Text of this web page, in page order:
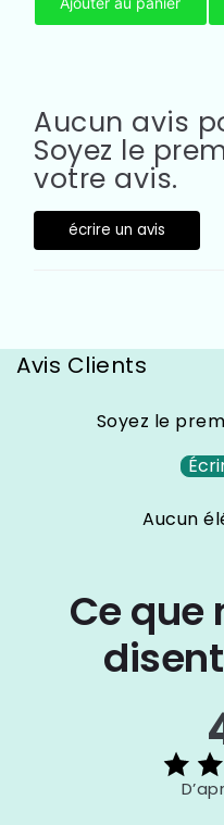
Aucun avis
Soyez le
votre avis.
écrire un avis
Avis Clients
Soyez le
Aucun
Ce que